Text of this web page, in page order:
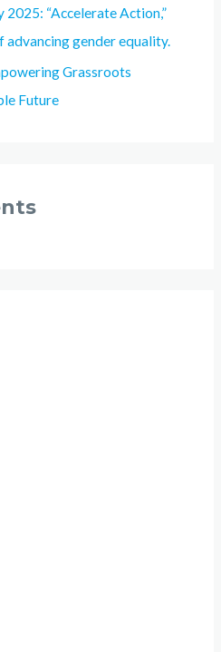
2025: “Accelerate Action,”
advancing gender equality.
Grassroots
Future